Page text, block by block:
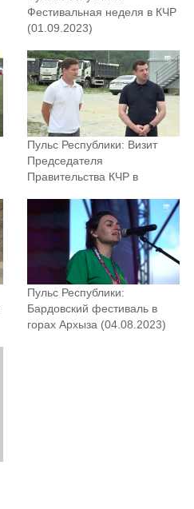
Фестивальная неделя в КЧР
(01.09.2023)
Пульс Республики: Визит
Председателя
Правительства КЧР в
Пульс Республики:
Бардовский фестиваль в
горах Архыза (04.08.2023)